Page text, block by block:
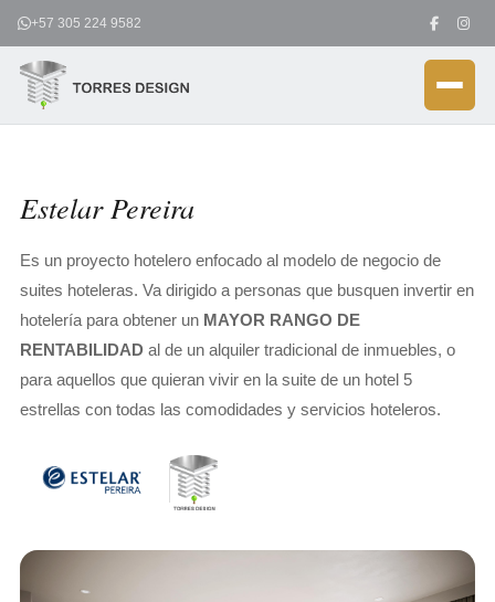
contenido
+57 305 224 9582
Estelar Pereira
Es un proyecto hotelero enfocado al modelo de negocio de
suites hoteleras. Va dirigido a personas que busquen invertir en
hotelería para obtener un MAYOR RANGO DE
RENTABILIDAD al de un alquiler tradicional de inmuebles, o
para aquellos que quieran vivir en la suite de un hotel 5
estrellas con todas las comodidades y servicios hoteleros.